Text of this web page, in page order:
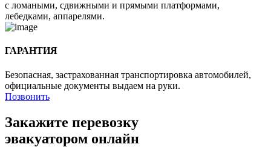
с ломаными, сдвижными и прямыми платформами,
лебедками, аппарелями.
ГАРАНТИЯ
Безопасная, застрахованная транспортировка автомобилей,
официальные документы выдаем на руки.
Позвонить
Закажите перевозку
эвакуатором онлайн